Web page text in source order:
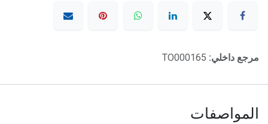
مرجع داخلي: TO000165
المواصفات